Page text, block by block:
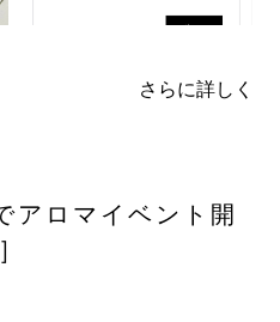
さらに詳しく
アロマイベント開